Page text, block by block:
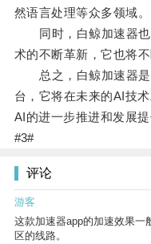
然语言处理等众多领域。
同时，白鲸加速器也
术的不断革新，它也将不
总之，白鲸加速器是
台，它将在未来的AI技
AI的进一步推进和发展提
#3#
评论
游客
这款加速器app的加速效果一
区的线路。